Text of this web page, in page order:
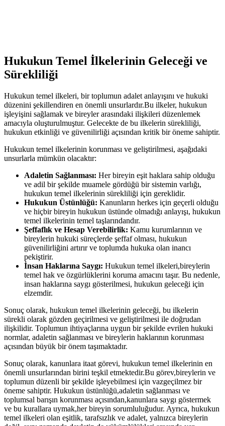
Hukukun Temel İlkelerinin Geleceği ve
Sürekliliği
Hukukun temel ilkeleri, bir toplumun adalet anlayışını ve hukuki
düzenini şekillendiren en önemli unsurlardır.Bu ilkeler, hukukun
işleyişini sağlamak ve ⁤bireyler ​arasındaki ilişkileri düzenlemek
amacıyla oluşturulmuştur. ​Gelecekte de bu ilkelerin sürekliliği,
hukukun etkinliği ​ve güvenilirliği ⁢açısından kritik bir öneme sahiptir.
Hukukun temel ilkelerinin korunması ve geliştirilmesi, aşağıdaki
unsurlarla mümkün olacaktır:
Adaletin Sağlanması: ⁣Her bireyin eşit ‌haklara ‌sahip⁤ olduğu
ve adil bir şekilde muamele gördüğü bir sistemin varlığı,
hukukun temel ilkelerinin sürekliliği için gereklidir.
Hukukun Üstünlüğü: Kanunların ‌herkes için geçerli⁣ olduğu
ve hiçbir bireyin hukukun üstünde olmadığı anlayışı, hukukun⁢
temel ⁢ilkelerinin temel taşlarındandır.
Şeffaflık ‍ve Hesap Verebilirlik: Kamu kurumlarının ve
bireylerin hukuki süreçlerde şeffaf olması, hukukun
güvenilirliğini artırır⁤ ve toplumda hukuka ⁢olan inancı
⁤pekiştirir.
İnsan Haklarına Saygı: Hukukun temel ilkeleri,bireylerin
temel⁤ hak ve özgürlüklerini koruma amacını taşır. Bu nedenle,
insan ⁣haklarına saygı gösterilmesi, ‌hukukun geleceği‍ için
elzemdir.
Sonuç olarak, hukukun temel ilkelerinin geleceği, ‌bu‌ ilkelerin
sürekli olarak ​gözden geçirilmesi ⁤ve geliştirilmesi ile doğrudan
ilişkilidir. Toplumun ihtiyaçlarına uygun bir şekilde evrilen hukuki
normlar, adaletin sağlanması ve bireylerin haklarının korunması
açısından büyük bir⁢ önem taşımaktadır.
Sonuç olarak, kanunlara itaat ​görevi, hukukun ⁢temel ilkelerinin en
önemli unsurlarından birini teşkil ⁤etmektedir.Bu görev,bireylerin ve
toplumun düzenli bir şekilde işleyebilmesi için vazgeçilmez bir
öneme‍ sahiptir. ​Hukukun üstünlüğü,adaletin sağlanması‍ ve
‍toplumsal ‍barışın⁣ korunması açısından,kanunlara‌ saygı göstermek
ve bu kurallara uymak,her bireyin sorumluluğudur. Ayrıca, hukukun‍
temel ilkeleri​ olan eşitlik, tarafsızlık ve ⁣adalet, yalnızca bireylerin